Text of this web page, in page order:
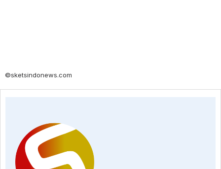
©sketsindonews.com